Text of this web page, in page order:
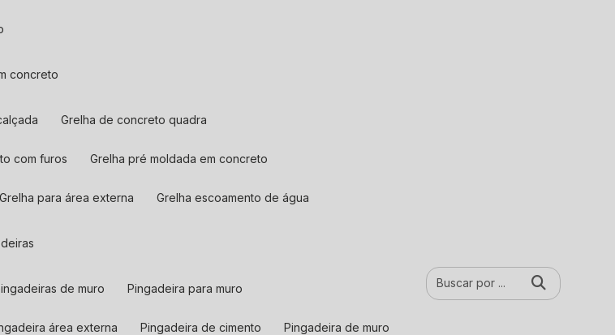
concreto
grelha de concreto quadra
com furos grelha pré moldada em concreto
grelha para área externa grelha escoamento de água
pingadeiras de muro pingadeira para muro
área externa pingadeira de cimento pingadeira de muro